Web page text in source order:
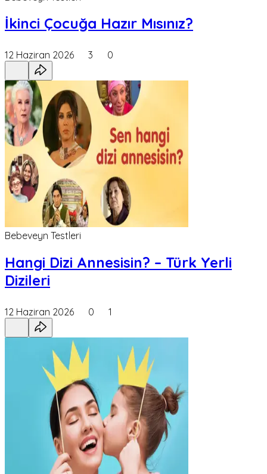
İkinci Çocuğa Hazır Mısınız?
12 Haziran 2026 3 0
Bebeveyn Testleri
Hangi Dizi Annesisin? – Türk Yerli
Dizileri
12 Haziran 2026 0 1